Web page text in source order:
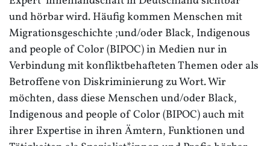
und hörbar wird. Häufig kommen Menschen mit
Migrationsgeschichte ;und/oder Black, Indigenous
and people of Color (BIPOC) in Medien nur in
Verbindung mit konfliktbehafteten Themen oder als
Betroffene von Diskriminierung zu Wort. Wir
möchten, dass diese Menschen und/oder Black,
Indigenous and people of Color (BIPOC) auch mit
ihrer Expertise in ihren Ämtern, Funktionen und